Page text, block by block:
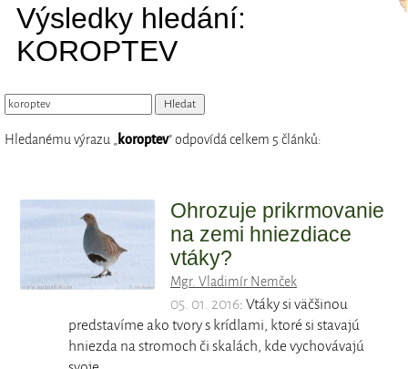
Výsledky hledání:
KOROPTEV
Hledanému výrazu „koroptev“ odpovídá celkem 5 článků:
Ohrozuje prikrmovanie
na zemi hniezdiace
vtáky?
Mgr. Vladimír Nemček
05. 01. 2016: Vtáky si väčšinou
predstavíme ako tvory s krídlami, ktoré si stavajú
hniezda na stromoch či skalách, kde vychovávajú